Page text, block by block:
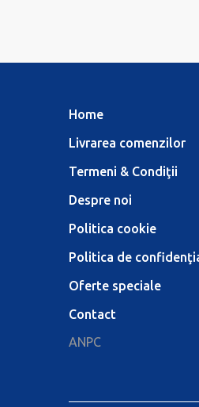
Home
Livrarea comenzilor
Termeni & Condiţii
Despre noi
Politica cookie
Politica de
Oferte speciale
Contact
ANPC